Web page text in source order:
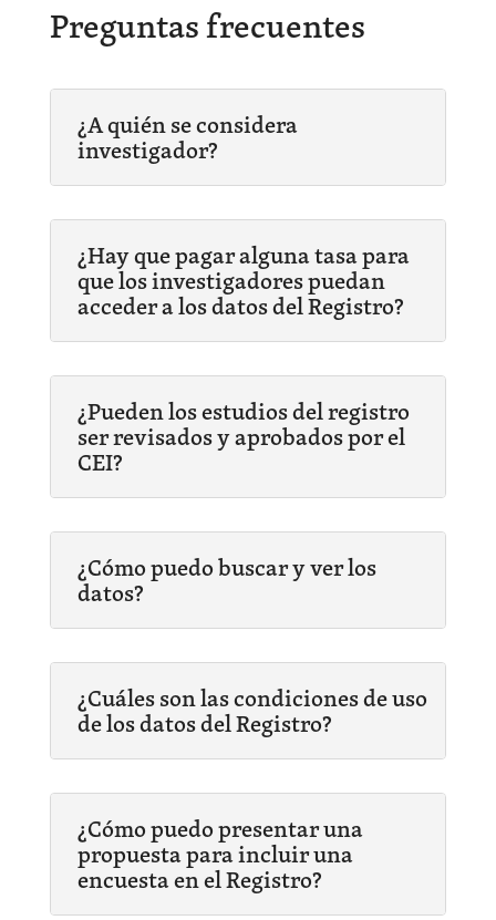
Preguntas frecuentes
¿A quién se considera
investigador?
¿Hay que pagar alguna tasa para
que los investigadores puedan
acceder a los datos del Registro?
¿Pueden los estudios del registro
ser revisados y aprobados por el
CEI?
¿Cómo puedo buscar y ver los
datos?
¿Cuáles son las condiciones de uso
de los datos del Registro?
¿Cómo puedo presentar una
propuesta para incluir una
encuesta en el Registro?